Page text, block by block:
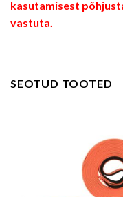
kasutamisest
vastuta.
SEOTUD TOOTED